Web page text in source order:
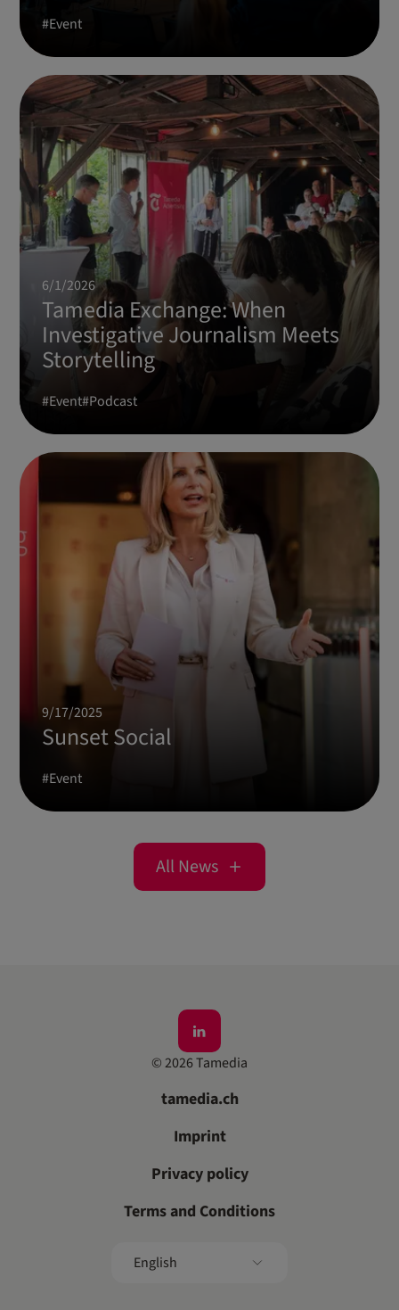
#Event
6/1/2026
Tamedia Exchange: When
Investigative Journalism Meets
Storytelling
#Event#Podcast
9/17/2025
Sunset Social
#Event
All News
©2026Tamedia
tamedia.ch
Imprint
Privacy policy
Terms and Conditions
English